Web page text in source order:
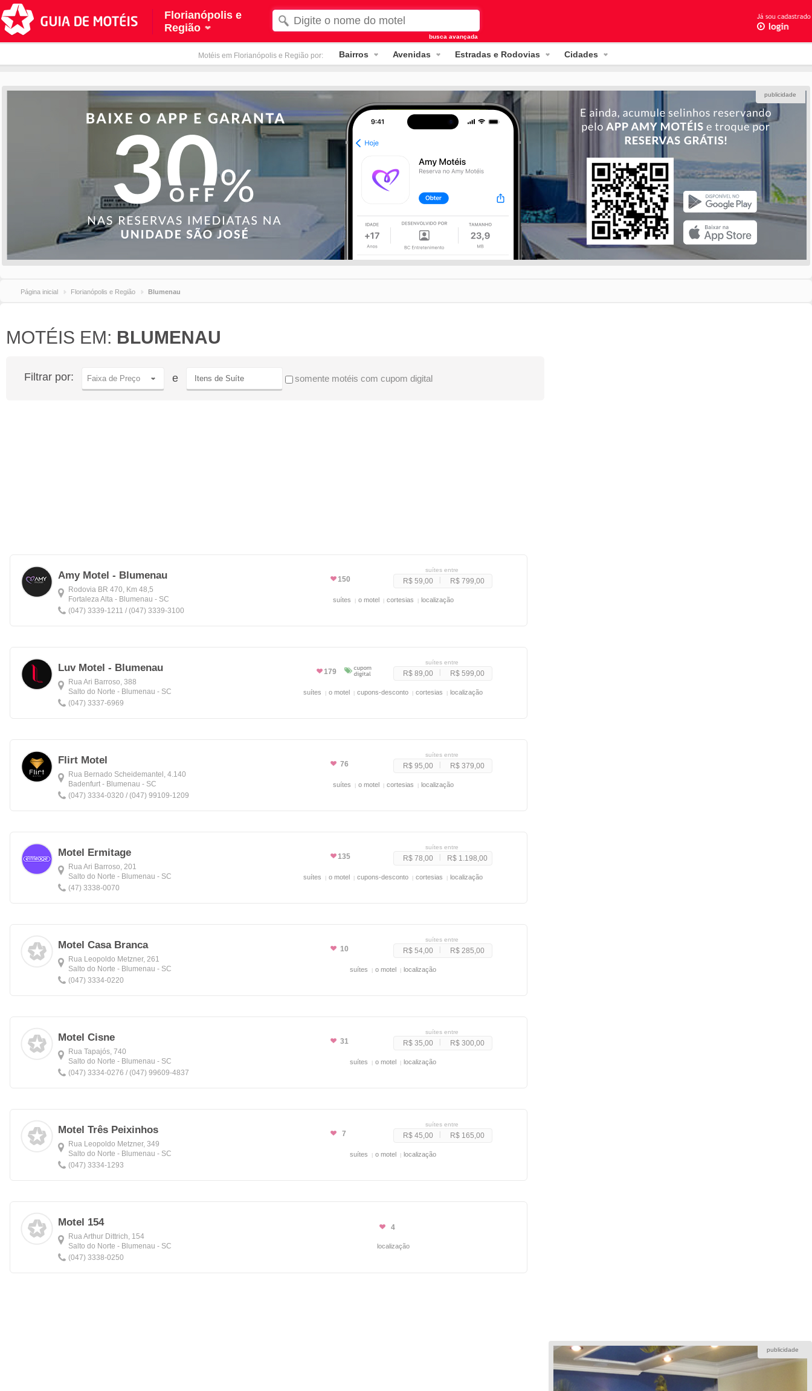
Florianópolis e
Região
busca avançada
Motéis em Florianópolis e Região por: Bairros Avenidas Estradas e Rodovias Cidades
publicidade
Página inicial Florianópolis e Região Blumenau
MOTÉIS EM: BLUMENAU
Filtrar por: Faixa de Preço e somente motéis com cupom digital
Amy Motel - Blumenau
Rodovia BR 470, Km 48,5
Fortaleza Alta - Blumenau - SC
(047) 3339-1211 / (047) 3339-3100
150
suítes entre
R$ 59,00 R$ 799,00
suítes o motel cortesias localização
Luv Motel - Blumenau
Rua Ari Barroso, 388
Salto do Norte - Blumenau - SC
(047) 3337-6969
179
suítes entre
R$ 89,00 R$ 599,00
suítes o motel cupons-desconto cortesias localização
Flirt Motel
Rua Bernado Scheidemantel, 4.140
Badenfurt - Blumenau - SC
(047) 3334-0320 / (047) 99109-1209
76
suítes entre
R$ 95,00 R$ 379,00
suítes o motel cortesias localização
Motel Ermitage
Rua Ari Barroso, 201
Salto do Norte - Blumenau - SC
(47) 3338-0070
135
suítes entre
R$ 78,00 R$ 1.198,00
suítes o motel cupons-desconto cortesias localização
Motel Casa Branca
Rua Leopoldo Metzner, 261
Salto do Norte - Blumenau - SC
(047) 3334-0220
10
suítes entre
R$ 54,00 R$ 285,00
suítes o motel localização
Motel Cisne
Rua Tapajós, 740
Salto do Norte - Blumenau - SC
(047) 3334-0276 / (047) 99609-4837
31
suítes entre
R$ 35,00 R$ 300,00
suítes o motel localização
Motel Três Peixinhos
Rua Leopoldo Metzner, 349
Salto do Norte - Blumenau - SC
(047) 3334-1293
7
suítes entre
R$ 45,00 R$ 165,00
suítes o motel localização
Motel 154
Rua Arthur Dittrich, 154
Salto do Norte - Blumenau - SC
(047) 3338-0250
4
localização
publicidade